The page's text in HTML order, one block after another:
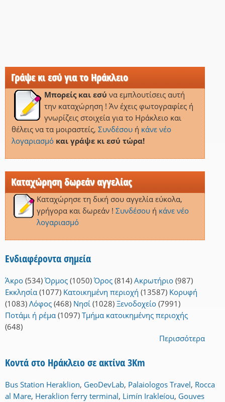
Γράψε κι εσύ για το Ηράκλειο
Μπορείς και εσύ να εμπλουτίσεις αυτή
την καταχώρηση ! Άν έχεις φωτογραφίες ή
γνωρίζεις στοιχεία για το Ηράκλειο και
θέλεις να τα μοιραστείς, Συνδέσουή κάνε νέο
λογαριασμό και γράψε κι εσύ τώρα!
Καταχώρηση δωρεάν αγγελίας
Καταχώρησε τη δική σου αγγελία εύκολα,
γρήγορα και δωρεάν ! Συνδέσουή κάνε νέο
λογαριασμό
Ενδιαφέροντα σημεία
Άκρο (534) Όρμος (1050) Όρος (814) Ακρωτήριο (987)
Εκκλησία (1077) Κατοικημένη περιοχή (13587) Κορυφή
(1083) Λόφος (468) Νησί (1028) Ξενοδοχείο (7991)
Ποτάμι ή ρέμα (1097) Τμήμα κατοικημένης περιοχής
(648)
Περισσότερα
Κοντά στο Ηράκλειο σε ακτίνα 3Km
Bus Station Heraklion, GeoDevLab, Palaiologos Travel, Rocca
al Mare, Heraklion ferry terminal, Limín Irakleíou, Gouves